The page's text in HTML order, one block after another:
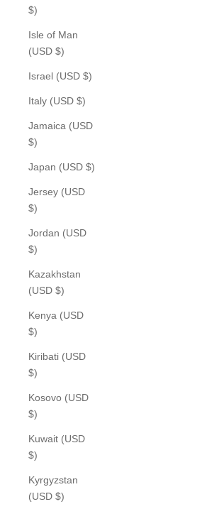
$)
Isle of Man
(USD $)
Israel (USD $)
Italy (USD $)
Jamaica (USD
$)
Japan (USD $)
Jersey (USD
$)
Jordan (USD
$)
Kazakhstan
(USD $)
Kenya (USD
$)
Kiribati (USD
$)
Kosovo (USD
$)
Kuwait (USD
$)
Kyrgyzstan
(USD $)